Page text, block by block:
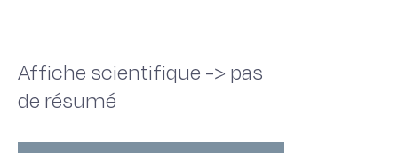
Affiche scientifique -> pas
de résumé